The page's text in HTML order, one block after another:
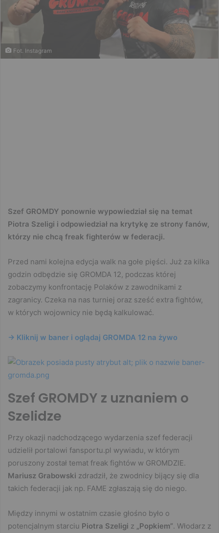
Fot. Instagram
Szef GROMDY ponownie wypowiedział się na temat
Piotra Szeligi i odpowiedział na krytykę ze strony fanów,
którzy nie chcą freak fighterów w federacji.
Przed nami kolejna edycja walk na gołe pięści. Już za kilka
godzin odbędzie się GROMDA 12, podczas której
zobaczymy konfrontację Polaków z zawodnikami z
zagranicy. Czeka na nas turniej oraz sześć extra fightów,
w których wojownicy nie będą kalkulować.
-> Kliknij w baner i oglądaj GROMDA 12 na żywo
Szef GROMDY z uznaniem o
Szelidze
Przy okazji nadchodzącego wydarzenia szef federacji
udzielił portalowi fansportu.pl wywiadu, w którym
poruszony został temat freak fightów w GROMDZIE.
Mariusz Grabowski zdradził, że zwodnicy bijący się dla
takich federacji jak np. FAME zgłaszają się do niego.
Między innymi w ostatnim czasie głośno było o
potencjalnym starciu Piotra Szeligi z „Popkiem”. Włodarz z